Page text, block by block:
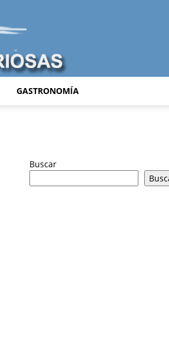
GASTRONOMÍA
Buscar